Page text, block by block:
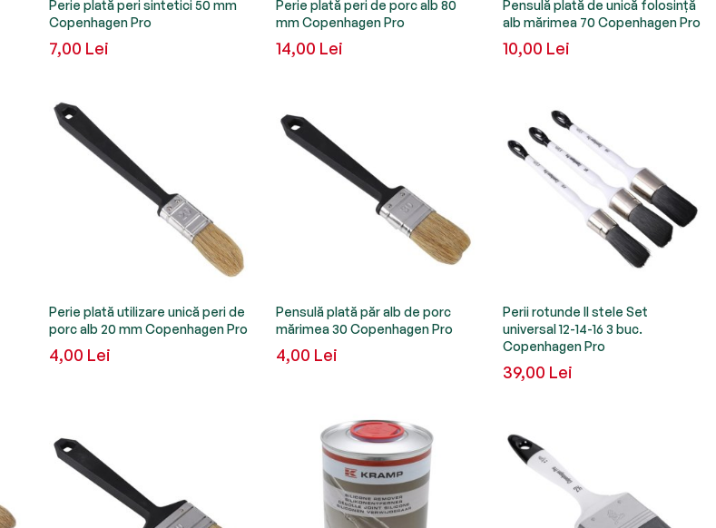
Perie plată peri sintetici 50 mm
Copenhagen Pro
7,00 Lei
Perie plată peri de porc alb 80
mm Copenhagen Pro
14,00 Lei
Pensulă plată de unică folosință
alb mărimea 70 Copenhagen Pro
10,00 Lei
Perie plată utilizare unică peri de
porc alb 20 mm Copenhagen Pro
4,00 Lei
Pensulă plată păr alb de porc
mărimea 30 Copenhagen Pro
4,00 Lei
Perii rotunde II stele Set
universal 12-14-16 3 buc.
Copenhagen Pro
39,00 Lei